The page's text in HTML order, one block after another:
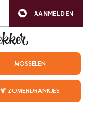
AANMELDEN
MOSSELEN
🍹 ZOMERDRANKJES